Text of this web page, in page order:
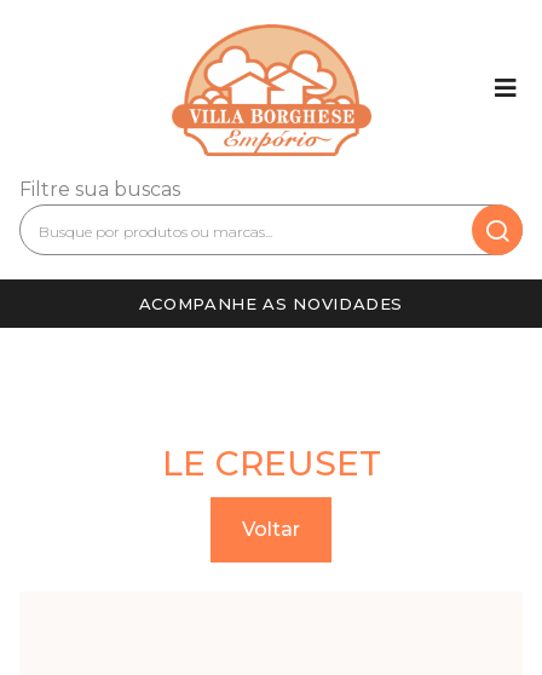
Filtre sua buscas
ACOMPANHE AS NOVIDADES
LE CREUSET
Voltar